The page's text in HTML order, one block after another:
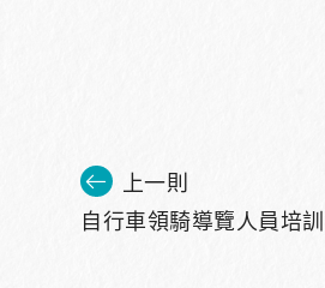
上一則
自行車領騎導覽人員培